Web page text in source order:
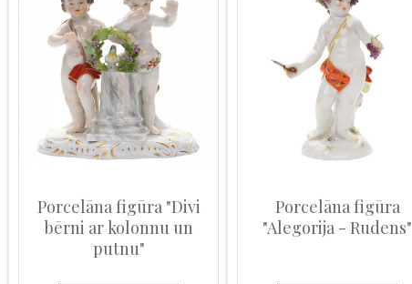
Porcelāna figūra "Divi
bērni ar kolonnu un
putnu"
Porcelāna figūra
"Alegorija - Rudens"